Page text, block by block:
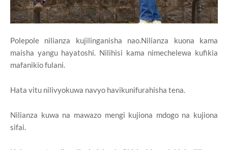
Polepole nilianza kujilinganisha nao.Nilianza kuona kama
maisha yangu hayatoshi. Nilihisi kama nimechelewa kufikia
mafanikio fulani.
Hata vitu nilivyokuwa navyo havikunifurahisha tena.
Nilianza kuwa na mawazo mengi kujiona mdogo na kujiona
sifai.